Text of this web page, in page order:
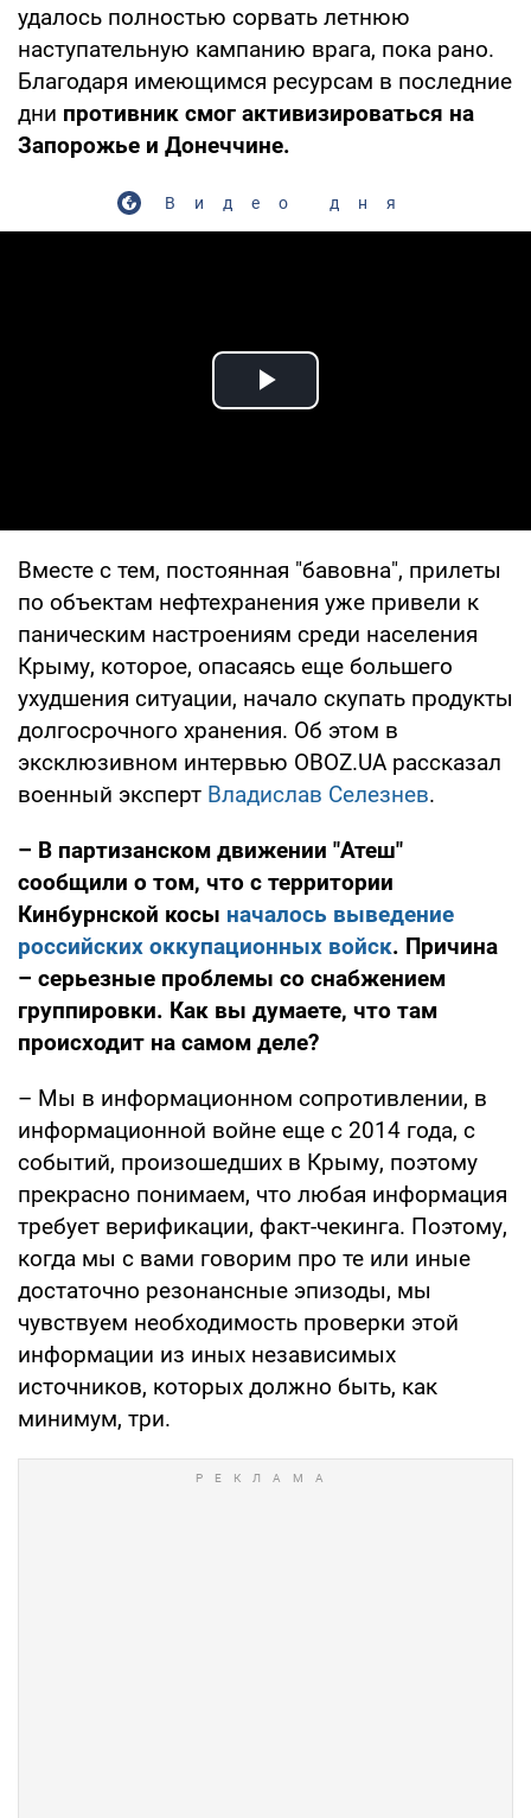
удалось полностью сорвать летнюю
наступательную кампанию врага, пока рано.
Благодаря имеющимся ресурсам в последние
дни противник смог активизироваться на
Запорожье и Донеччине.
Видео дня
Play Video
Вместе с тем, постоянная "бавовна", прилеты
по объектам нефтехранения уже привели к
паническим настроениям среди населения
Крыму, которое, опасаясь еще большего
ухудшения ситуации, начало скупать продукты
долгосрочного хранения. Об этом в
эксклюзивном интервью OBOZ.UA рассказал
военный эксперт Владислав Селезнев.
– В партизанском движении "Атеш"
сообщили о том, что с территории
Кинбурнской косы началось выведение
российских оккупационных войск. Причина
– серьезные проблемы со снабжением
группировки. Как вы думаете, что там
происходит на самом деле?
– Мы в информационном сопротивлении, в
информационной войне еще с 2014 года, с
событий, произошедших в Крыму, поэтому
прекрасно понимаем, что любая информация
требует верификации, факт-чекинга. Поэтому,
когда мы с вами говорим про те или иные
достаточно резонансные эпизоды, мы
чувствуем необходимость проверки этой
информации из иных независимых
источников, которых должно быть, как
минимум, три.